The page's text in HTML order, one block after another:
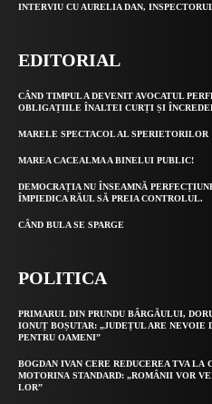
INTERVIU CU AURELIA DAN,
EDITORIAL
CÂND TIMPUL A DEVENIT AVOCATUL
OBLIGAȚIILE ÎNALTEI CURȚI ȘI
MARELE SPECTACOL AL SPERIETORILOR
MAREA CACEALMA A BINELUI PUBLIC!
DEMOCRAȚIA NU ÎNSEAMNĂ
ÎMPIEDICA RĂUL SĂ PREIA CONTROLUL.
CÂND BULA SE SPARGE
POLITICA
PRIMARUL DIN PRUNDU BÂRGĂULUI,
IONUȚ BOȘUTAR: „JUDEȚUL ARE NEVOIE
PENTRU OAMENI”
BOGDAN IVAN CERE REDUCEREA TVA
MOTORINA STANDARD: „ROMÂNII VOR
LOR”